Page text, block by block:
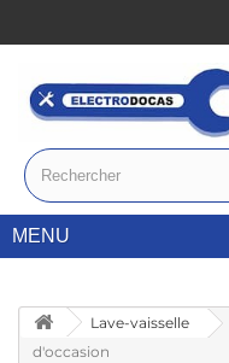
MENU
Lave-vaisselle
d'occasion